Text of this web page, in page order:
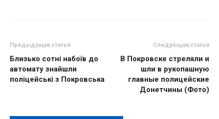
Предыдущая статья
Близько сотні набоїв до
автомату знайшли
поліцейські з Покровська
Следующая статья
В Покровске стреляли и
шли в рукопашную
главные полицейские
Донетчины (Фото)